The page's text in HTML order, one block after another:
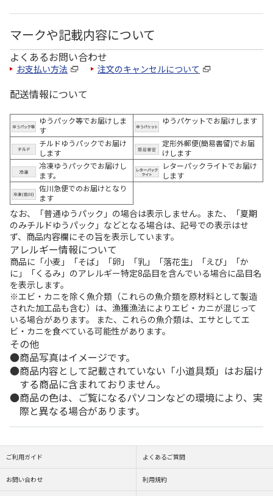
マークや記載内容について
よくあるお問い合わせ
お支払い方法 注文のキャンセルについて
配送情報について
ゆうパック等でお届けしま
す
ゆうパケットでお届けします
チルドゆうパックでお届け
します
定形外郵便(簡易書留)でお届
けします
冷凍ゆうパックでお届けし
ます。
レターパックライトでお届け
します
佐川急便でのお届けとなり
ます
なお、「普通ゆうパック」の場合は表示しません。また、「夏期
のみチルドゆうパック」などとなる場合は、記号での表示はせ
ず、商品内容欄にその旨を表示しています。
アレルギー情報について
商品に「小麦」「そば」「卵」「乳」「落花生」「えび」「か
に」「くるみ」のアレルギー特定8品目を含んでいる場合に品目名
を表示します。
※エビ・カニを除く魚介類（これらの魚介類を原材料として製造
された加工品も含む）は、漁獲漁法によりエビ・カニが混じって
いる場合があります。 また、これらの魚介類は、エサとしてエ
ビ・カニを食べている可能性があります。
その他
商品写真はイメージです。
商品内容として記載されていない「小道具類」はお届け
する商品に含まれておりません。
商品の色は、ご覧になるパソコンなどの環境により、実
際と異なる場合があります。
ご利用ガイド よくあるご質問
お問い合わせ 利用規約